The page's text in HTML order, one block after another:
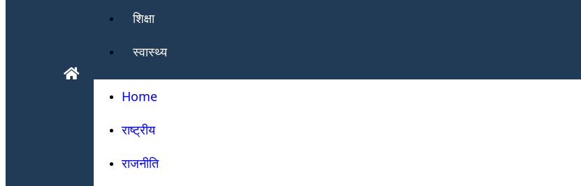
शिक्षा
स्वास्थ्य
Home
राष्ट्रीय
राजनीति